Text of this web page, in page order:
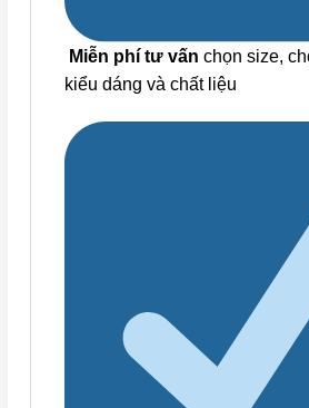
Miễn phí tư vấn chọn size,
kiểu dáng và chất liệu